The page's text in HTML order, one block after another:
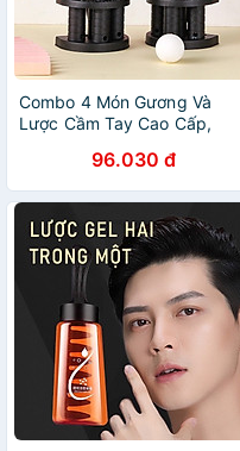
Combo 4 Món Gương Và
Lược Cầm Tay Cao Cấp,
Cho Phái Nữ96.030 đ